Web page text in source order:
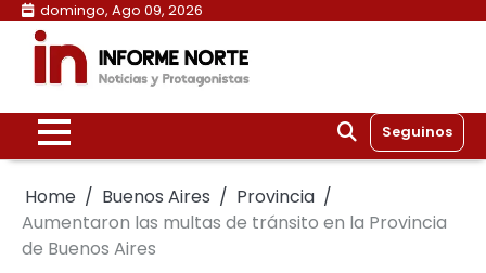
Skip
content
domingo, Ago 09, 2026
Seguinos
Home Buenos Aires
Provincia
Aumentaron las multas de tránsito en la Provincia
de Buenos Aires